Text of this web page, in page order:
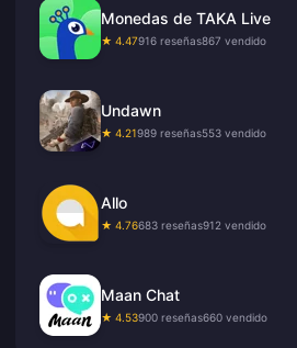
Monedas de TAKA Live
★ 4.47916 reseñas867 vendido
Undawn
★ 4.21989 reseñas553 vendido
Allo
★ 4.76683 reseñas912 vendido
Maan Chat
★ 4.53900 reseñas660 vendido